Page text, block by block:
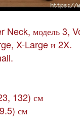
Neck, модель 3,
X-Large и 2X.
132) см
см